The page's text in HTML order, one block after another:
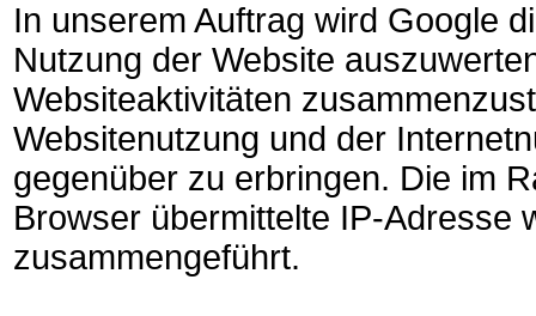
In unserem Auftrag wird Google
Nutzung der Website
Websiteaktivitäten
Websitenutzung und der
gegenüber zu erbringen. Die im
Browser übermittelte IP-Adresse
zusammengeführt.